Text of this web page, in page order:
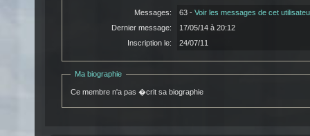
Messages: 63 - Voir les messages de cet
Dernier message:
17/05/14 à 20:12
Inscription le:
24/07/11
Ma biographie
Ce membre n'a pas �crit sa biographie